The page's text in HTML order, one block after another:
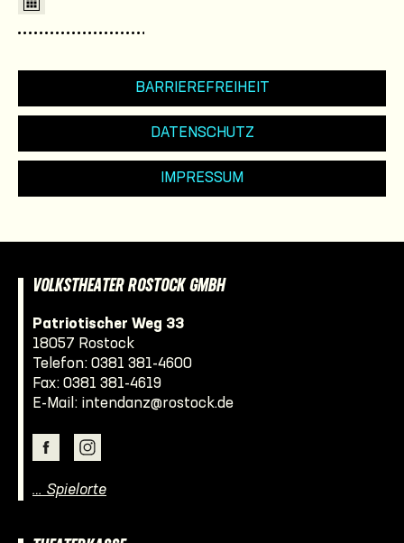
BARRIEREFREIHEIT
DATENSCHUTZ
IMPRESSUM
VOLKSTHEATER ROSTOCK GMBH
Patriotischer Weg 33
18057 Rostock
Telefon: 0381 381-4600
Fax: 0381 381-4619
E-Mail: intendanz@rostock.de
… Spielorte